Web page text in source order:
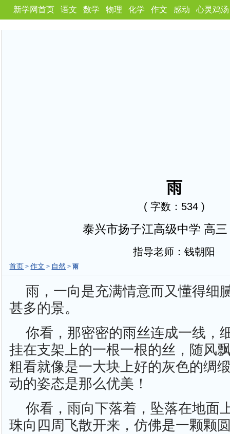
新学网首页 语文 数学 物理 化学 作文 感动 心灵鸡汤
雨
( 字数：534 )
泰兴市扬子江高级中学 高
指导老师：钱朝阳
首页 >作文 > 自然 >雨
雨，一向是充满情意而又懂得细
甚多的景。
你看，那密密的雨丝连成一线，
挂在支架上的一根一根的丝，随风
粗看就像是一大块上好的灰色的绸
动的姿态是那么优美！
你看，雨向下落着，坠落在地面
珠向四周飞散开来，仿佛是一颗颗